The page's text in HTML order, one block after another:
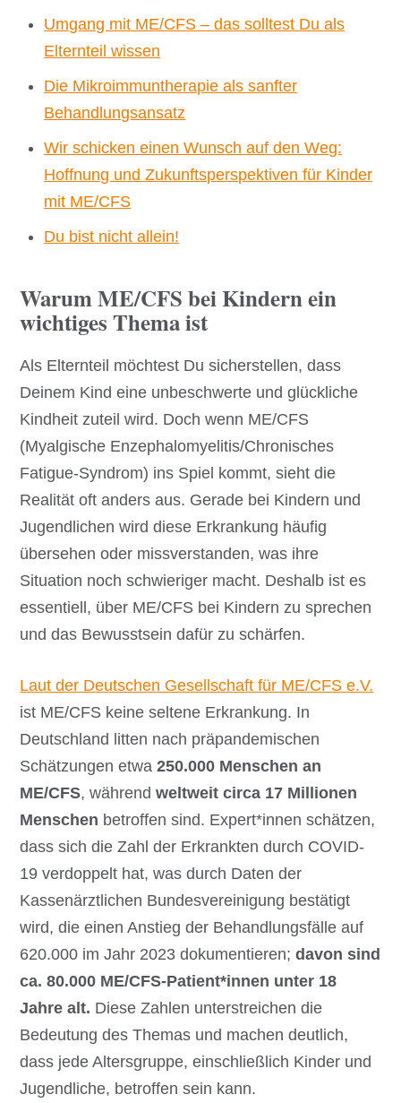
Umgang mit ME/CFS – das solltest Du als
Elternteil wissen
Die Mikroimmuntherapie als sanfter
Behandlungsansatz
Wir schicken einen Wunsch auf den Weg:
Hoffnung und Zukunftsperspektiven für Kinder
mit ME/CFS
Du bist nicht allein!
Warum ME/CFS bei Kindern ein
wichtiges Thema ist
Als Elternteil möchtest Du sicherstellen, dass
Deinem Kind eine unbeschwerte und glückliche
Kindheit zuteil wird. Doch wenn ME/CFS
(Myalgische Enzephalomyelitis/Chronisches
Fatigue-Syndrom) ins Spiel kommt, sieht die
Realität oft anders aus. Gerade bei Kindern und
Jugendlichen wird diese Erkrankung häufig
übersehen oder missverstanden, was ihre
Situation noch schwieriger macht. Deshalb ist es
essentiell, über ME/CFS bei Kindern zu sprechen
und das Bewusstsein dafür zu schärfen.
Laut der Deutschen Gesellschaft für ME/CFS e.V.
ist ME/CFS keine seltene Erkrankung. In
Deutschland litten nach präpandemischen
Schätzungen etwa250.000 Menschen an
ME/CFS, währendweltweit circa 17 Millionen
Menschen betroffen sind. Expert*innen schätzen,
dass sich die Zahl der Erkrankten durch COVID-
19 verdoppelt hat, was durch Daten der
Kassenärztlichen Bundesvereinigung bestätigt
wird, die einen Anstieg der Behandlungsfälle auf
620.000 im Jahr 2023 dokumentieren;davon sind
ca. 80.000 ME/CFS-Patient*innen unter 18
Jahre alt. Diese Zahlen unterstreichen die
Bedeutung des Themas und machen deutlich,
dass jede Altersgruppe, einschließlich Kinder und
Jugendliche, betroffen sein kann.